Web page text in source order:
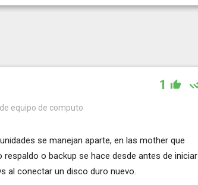
1
equipo de computo
se manejan aparte, en las mother que
o backup se hace desde antes de iniciar
al conectar un disco duro nuevo.